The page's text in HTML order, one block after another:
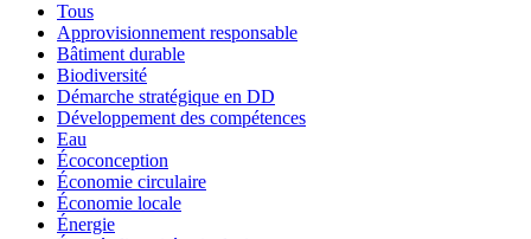
Tous
Approvisionnement responsable
Bâtiment durable
Biodiversité
Démarche stratégique en DD
Développement des compétences
Eau
Écoconception
Économie circulaire
Économie locale
Énergie